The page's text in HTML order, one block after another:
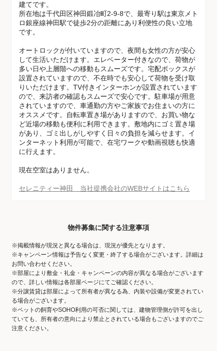
建てです。
所在地は千代田区神田鍛冶町2-9-8で、最寄り駅は東京メト
ロ銀座線神田駅で徒歩2分の距離にあり利便性の良い立地
です。
オートロックが付いていますので、夜間も女性の方が安心
して生活いただけます。エレベーター付きなので、荷物が
多い日や上層階への移動もスムーズです。宅配ボックスが
設置されていますので、不在時でも安心して荷物を受け取
りいただけます。TV付きインターホンが設置されています
ので、来訪者の確認もスムーズで安心です。駐車場が用意
されていますので、車通勤の方やご家族でお住まいの方に
オススメです。自転車置き場がありますので、お買い物な
ど近場の移動も便利に利用できます。敷地内にゴミ置き場
があり、ゴミ出しがしやすく日々の負担を減らせます。イ
ンターネット利用が可能で、在宅ワークや動画視聴も快適
に行えます。
現在空室はありません。
セレニティー神田 当社提携会社のWEBサイトはこちら
物件募集に関する注意事項
※掲載情報が現況と異なる場合は、現況が優先となります。
※キャンペーン情報は予告なく変更・終了する場合がございます。詳細は
お問い合わせください。
※部屋により敷金・礼金・キャンペーンの内容が異なる場合がございます
ので、詳しい情報は各部屋ページにてご確認ください。
※分譲賃貸は部屋によって所有者が異なる為、内装や設備が変更されてい
る場合がございます。
※ペットの飼育やSOHO利用の可否に関しては、建物管理側が許可を出し
ていても、所有者の意向により禁止とされている場合もございますのでご
注意ください。